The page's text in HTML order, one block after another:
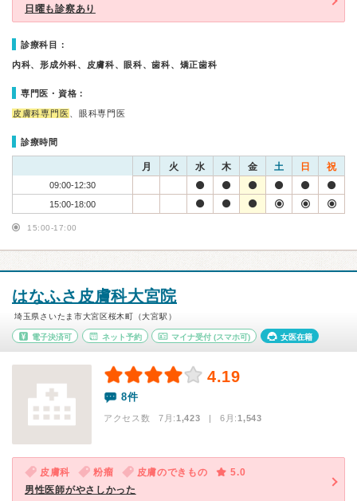
日曜も診察あり
診療科目：
内科、形成外科、皮膚科、眼科、歯科、矯正歯科
専門医・資格：
皮膚科専門医 、眼科専門医
診療時間
月 火 水 木 金 土 日 祝
09:00-12:30
15:00-18:00
15:00-17:00
はなふさ皮膚科大宮院
埼玉県さいたま市大宮区桜木町（大宮駅）
電子決済可 ネット予約 マイナ受付 (スマホ可) 女医在籍
4.19
8件
アクセス数 7月:1,423 | 6月:1,543
皮膚科 粉瘤 皮膚のできもの
5.0
男性医師がやさしかった